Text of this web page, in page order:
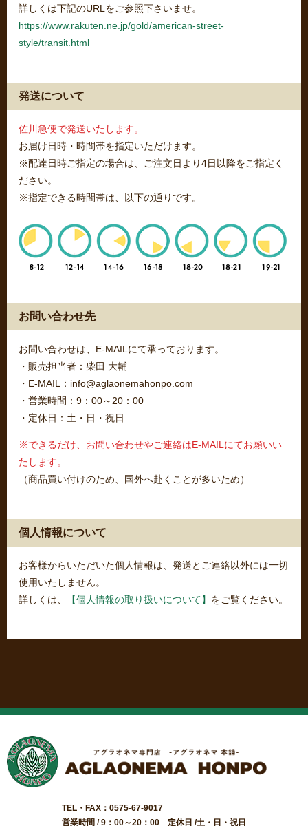
詳しくは下記のURLをご参照下さいませ。
https://www.rakuten.ne.jp/gold/american-street-
style/transit.html
発送について
佐川急便で発送いたします。
お届け日時・時間帯を指定いただけます。
※配達日時ご指定の場合は、ご注文日より4日以降をご指定く
ださい。
※指定できる時間帯は、以下の通りです。
お問い合わせ先
お問い合わせは、E-MAILにて承っております。
・販売担当者：柴田 大輔
・E-MAIL：info@aglaonemahonpo.com
・営業時間：9：00～20：00
・定休日：土・日・祝日
※できるだけ、お問い合わせやご連絡はE-MAILにてお願いい
たします。
（商品買い付けのため、国外へ赴くことが多いため）
個人情報について
お客様からいただいた個人情報は、発送とご連絡以外には一切
使用いたしません。
詳しくは、
【個人情報の取り扱いについて】 をご覧ください。
TEL・FAX：0575-67-9017
営業時間 / 9：00～20：00 定休日 /土・日・祝日